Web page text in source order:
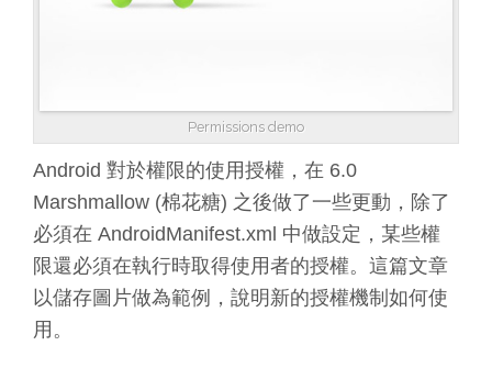
Permissions demo
Android 對於權限的使用授權，在 6.0
Marshmallow (棉花糖) 之後做了一些更動，除了
必須在 AndroidManifest.xml 中做設定，某些權
限還必須在執行時取得使用者的授權。這篇文章
以儲存圖片做為範例，說明新的授權機制如何使
用。